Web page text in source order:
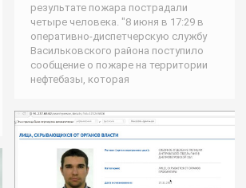
результате пожара пострадали
четыре человека. "8 июня в 17:29 в
оперативно-диспетчерскую службу
Васильковского района поступило
сообщение о пожаре на территории
нефтебазы, которая